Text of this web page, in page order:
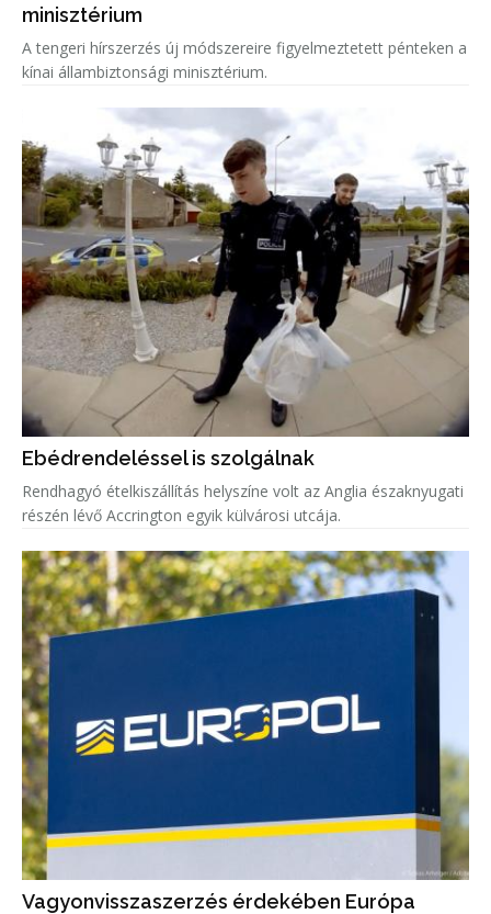
minisztérium
A tengeri hírszerzés új módszereire figyelmeztetett pénteken a
kínai állambiztonsági minisztérium.
Ebédrendeléssel is szolgálnak
Rendhagyó ételkiszállítás helyszíne volt az Anglia északnyugati
részén lévő Accrington egyik külvárosi utcája.
Vagyonvisszaszerzés érdekében Európa